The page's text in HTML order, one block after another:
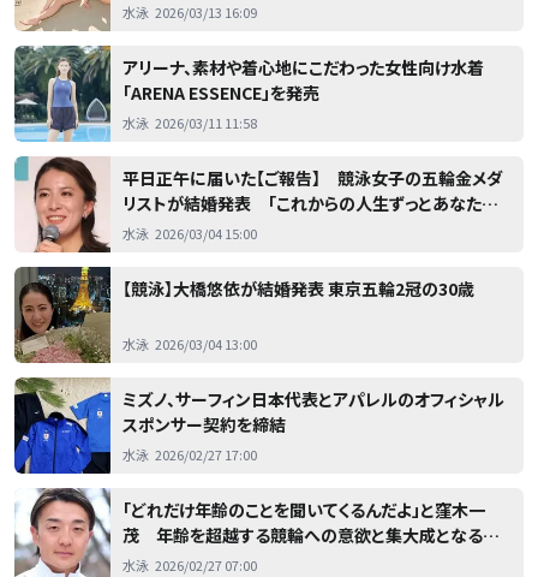
水泳 2026/03/13 16:09
アリーナ、素材や着心地にこだわった女性向け水着
「ARENA ESSENCE」を発売
水泳 2026/03/11 11:58
平日正午に届いた【ご報告】 競泳女子の五輪金メダ
リストが結婚発表 「これからの人生ずっとあなたを
幸せにします」というメッセージも
水泳 2026/03/04 15:00
【競泳】大橋悠依が結婚発表 東京五輪2冠の30歳
水泳 2026/03/04 13:00
ミズノ、サーフィン日本代表とアパレルのオフィシャル
スポンサー契約を締結
水泳 2026/02/27 17:00
「どれだけ年齢のことを聞いてくるんだよ」と窪木一
茂 年齢を超越する競輪への意欲と集大成となるロ
ス五輪への覚悟
水泳 2026/02/27 07:00